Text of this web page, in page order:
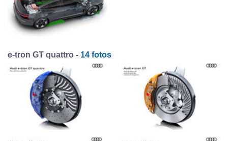
e-tron GT quattro - 14 fotos